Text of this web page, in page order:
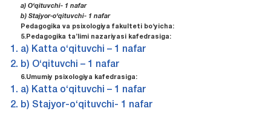
a) O‘qituvchi- 1 nafar
b) Stajyor-o‘qituvchi- 1 nafar
Pedagogika va psixologiya fakulteti bo‘yicha:
5.Pedagogika ta’limi nazariyasi kafedrasiga:
a) Katta o‘qituvchi – 1 nafar
b) O‘qituvchi – 1 nafar
6.Umumiy psixologiya kafedrasiga:
a) Katta o‘qituvchi – 1 nafar
b) Stajyor-o‘qituvchi- 1 nafar